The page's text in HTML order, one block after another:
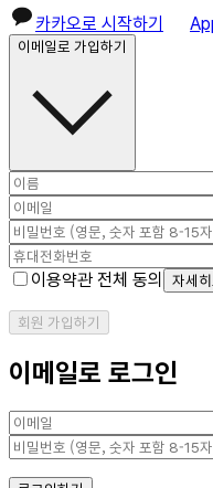
카카오로 시작하기
이메일로 가입하기
이용약관 전체 동의 자세
회원 가입하기
이메일로 로그인